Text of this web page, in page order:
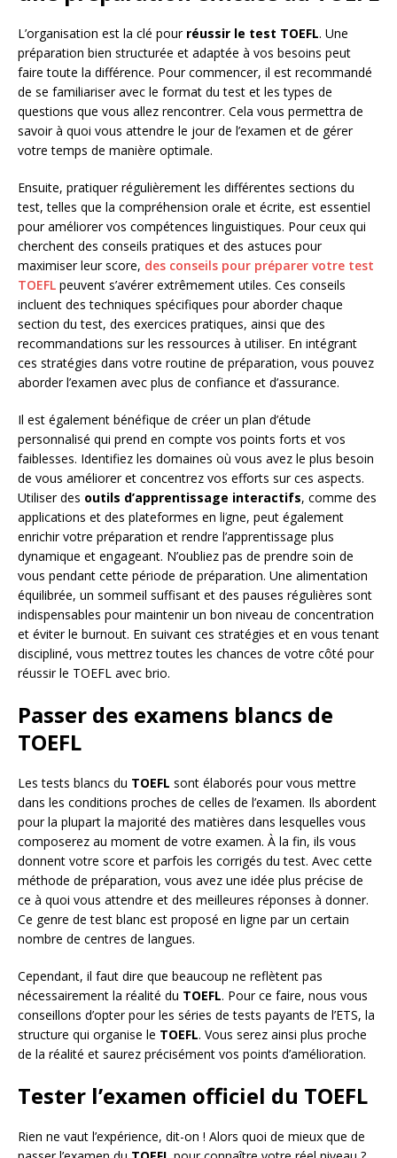
L’organisation est la clé pour réussir le test TOEFL. Une
préparation bien structurée et adaptée à vos besoins peut
faire toute la différence. Pour commencer, il est recommandé
de se familiariser avec le format du test et les types de
questions que vous allez rencontrer. Cela vous permettra de
savoir à quoi vous attendre le jour de l’examen et de gérer
votre temps de manière optimale.
Ensuite, pratiquer régulièrement les différentes sections du
test, telles que la compréhension orale et écrite, est essentiel
pour améliorer vos compétences linguistiques. Pour ceux qui
cherchent des conseils pratiques et des astuces pour
maximiser leur score, des conseils pour préparer votre test
TOEFL peuvent s’avérer extrêmement utiles. Ces conseils
incluent des techniques spécifiques pour aborder chaque
section du test, des exercices pratiques, ainsi que des
recommandations sur les ressources à utiliser. En intégrant
ces stratégies dans votre routine de préparation, vous pouvez
aborder l’examen avec plus de confiance et d’assurance.
Il est également bénéfique de créer un plan d’étude
personnalisé qui prend en compte vos points forts et vos
faiblesses. Identifiez les domaines où vous avez le plus besoin
de vous améliorer et concentrez vos efforts sur ces aspects.
Utiliser des outils d’apprentissage interactifs, comme des
applications et des plateformes en ligne, peut également
enrichir votre préparation et rendre l’apprentissage plus
dynamique et engageant. N’oubliez pas de prendre soin de
vous pendant cette période de préparation. Une alimentation
équilibrée, un sommeil suffisant et des pauses régulières sont
indispensables pour maintenir un bon niveau de concentration
et éviter le burnout. En suivant ces stratégies et en vous tenant
discipliné, vous mettrez toutes les chances de votre côté pour
réussir le TOEFL avec brio.
Passer des examens blancs de
TOEFL
Les tests blancs du TOEFL sont élaborés pour vous mettre
dans les conditions proches de celles de l’examen. Ils abordent
pour la plupart la majorité des matières dans lesquelles vous
composerez au moment de votre examen. À la fin, ils vous
donnent votre score et parfois les corrigés du test. Avec cette
méthode de préparation, vous avez une idée plus précise de
ce à quoi vous attendre et des meilleures réponses à donner.
Ce genre de test blanc est proposé en ligne par un certain
nombre de centres de langues.
Cependant, il faut dire que beaucoup ne reflètent pas
nécessairement la réalité du TOEFL. Pour ce faire, nous vous
conseillons d’opter pour les séries de tests payants de l’ETS, la
structure qui organise le TOEFL. Vous serez ainsi plus proche
de la réalité et saurez précisément vos points d’amélioration.
Tester l’examen officiel du TOEFL
Rien ne vaut l’expérience, dit-on ! Alors quoi de mieux que de